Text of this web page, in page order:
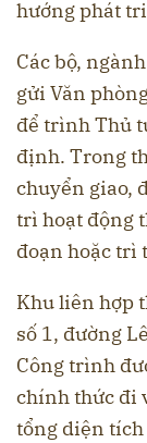
hướng phát
Các bộ,
gửi Văn
để trình Thủ
định. Trong
chuyển giao,
trì hoạt động
đoạn hoặc trì
Khu liên hợp
số 1, đường
Công trình
chính thức đi
tổng diện tích